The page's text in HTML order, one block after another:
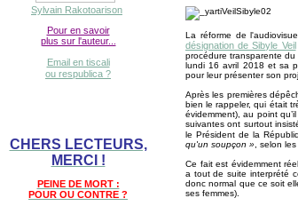
Sylvain Rakotoarison
Pour en savoir
plus sur l'auteur...
Email en tiscali
ou respublica ?
CHERS LECTEURS,
MERCI !
PEINE DE MORT :
POUR OU CONTRE ?
La réforme de
désignation de Sibyle Veil
procédure transparente du
lundi 16 avril 2018 et sa
pour leur présenter son
Après les premières
bien le rappeler, qui était
évidemment), au point
suivantes ont surtout
le Président de la
qu'un soupçon » , selon
Ce fait est évidemment
a tout de suite interprété
donc normal que ce soit
ses femmes).